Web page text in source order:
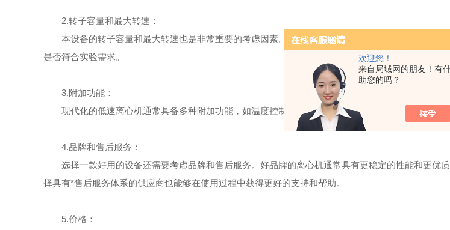
欢迎您！
来自局域网的朋友！有
助您的吗？
2.转子容量和最大转速：
本设备的转子容量和最大转速也是非常重要的考虑因素。转子容量决定了离心管数量和大小，而
是否符合实验需求。
3.附加功能：
现代化的低速离心机通常具备多种附加功能，如温度控制、倒计时、自动平衡等功能。这些功能
4.品牌和售后服务：
选择一款好用的设备还需要考虑品牌和售后服务。好品牌的离心机通常具有更稳定的性能和更优
择具有*售后服务体系的供应商也能够在使用过程中获得更好的支持和帮助。
5.价格：